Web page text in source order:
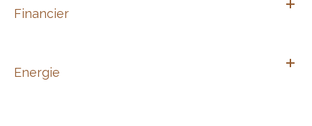
Financier
Energie